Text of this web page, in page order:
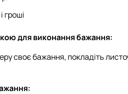
гроші
для виконання бажання:
своє бажання, покладіть